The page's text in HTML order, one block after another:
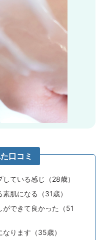
ている感じ（28歳）
肌になる（31歳）
ができて良かった（51
ります（35歳）